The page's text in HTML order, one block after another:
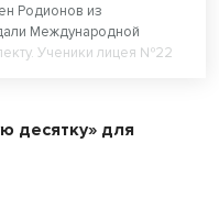
Родионов из
Международной
Ученики лицея №22
десятку» для